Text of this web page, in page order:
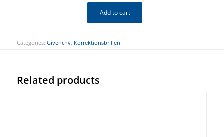
Add to cart
Categories: Givenchy, Korrektionsbrillen
Related products